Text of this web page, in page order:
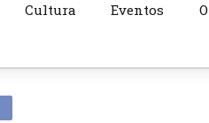
Cultura Eventos